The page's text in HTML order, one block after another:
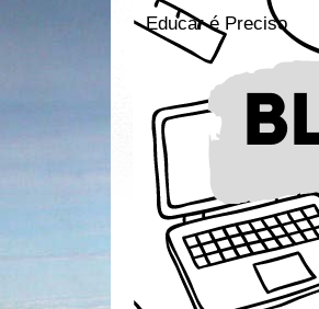
Educar é Preciso